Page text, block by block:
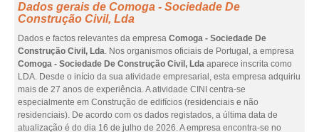
Dados gerais de Comoga - Sociedade De
Construção Civil, Lda
Dados e factos relevantes da empresa Comoga - Sociedade De
Construção Civil, Lda. Nos organismos oficiais de Portugal, a empresa
Comoga - Sociedade De Construção Civil, Lda aparece inscrita como
LDA. Desde o início da sua atividade empresarial, esta empresa adquiriu
mais de 27 anos de experiência. A atividade CINI centra-se
especialmente em Construção de edifícios (residenciais e não
residenciais). De acordo com os dados registados, a última data de
atualização é do dia 16 de julho de 2026. A empresa encontra-se no